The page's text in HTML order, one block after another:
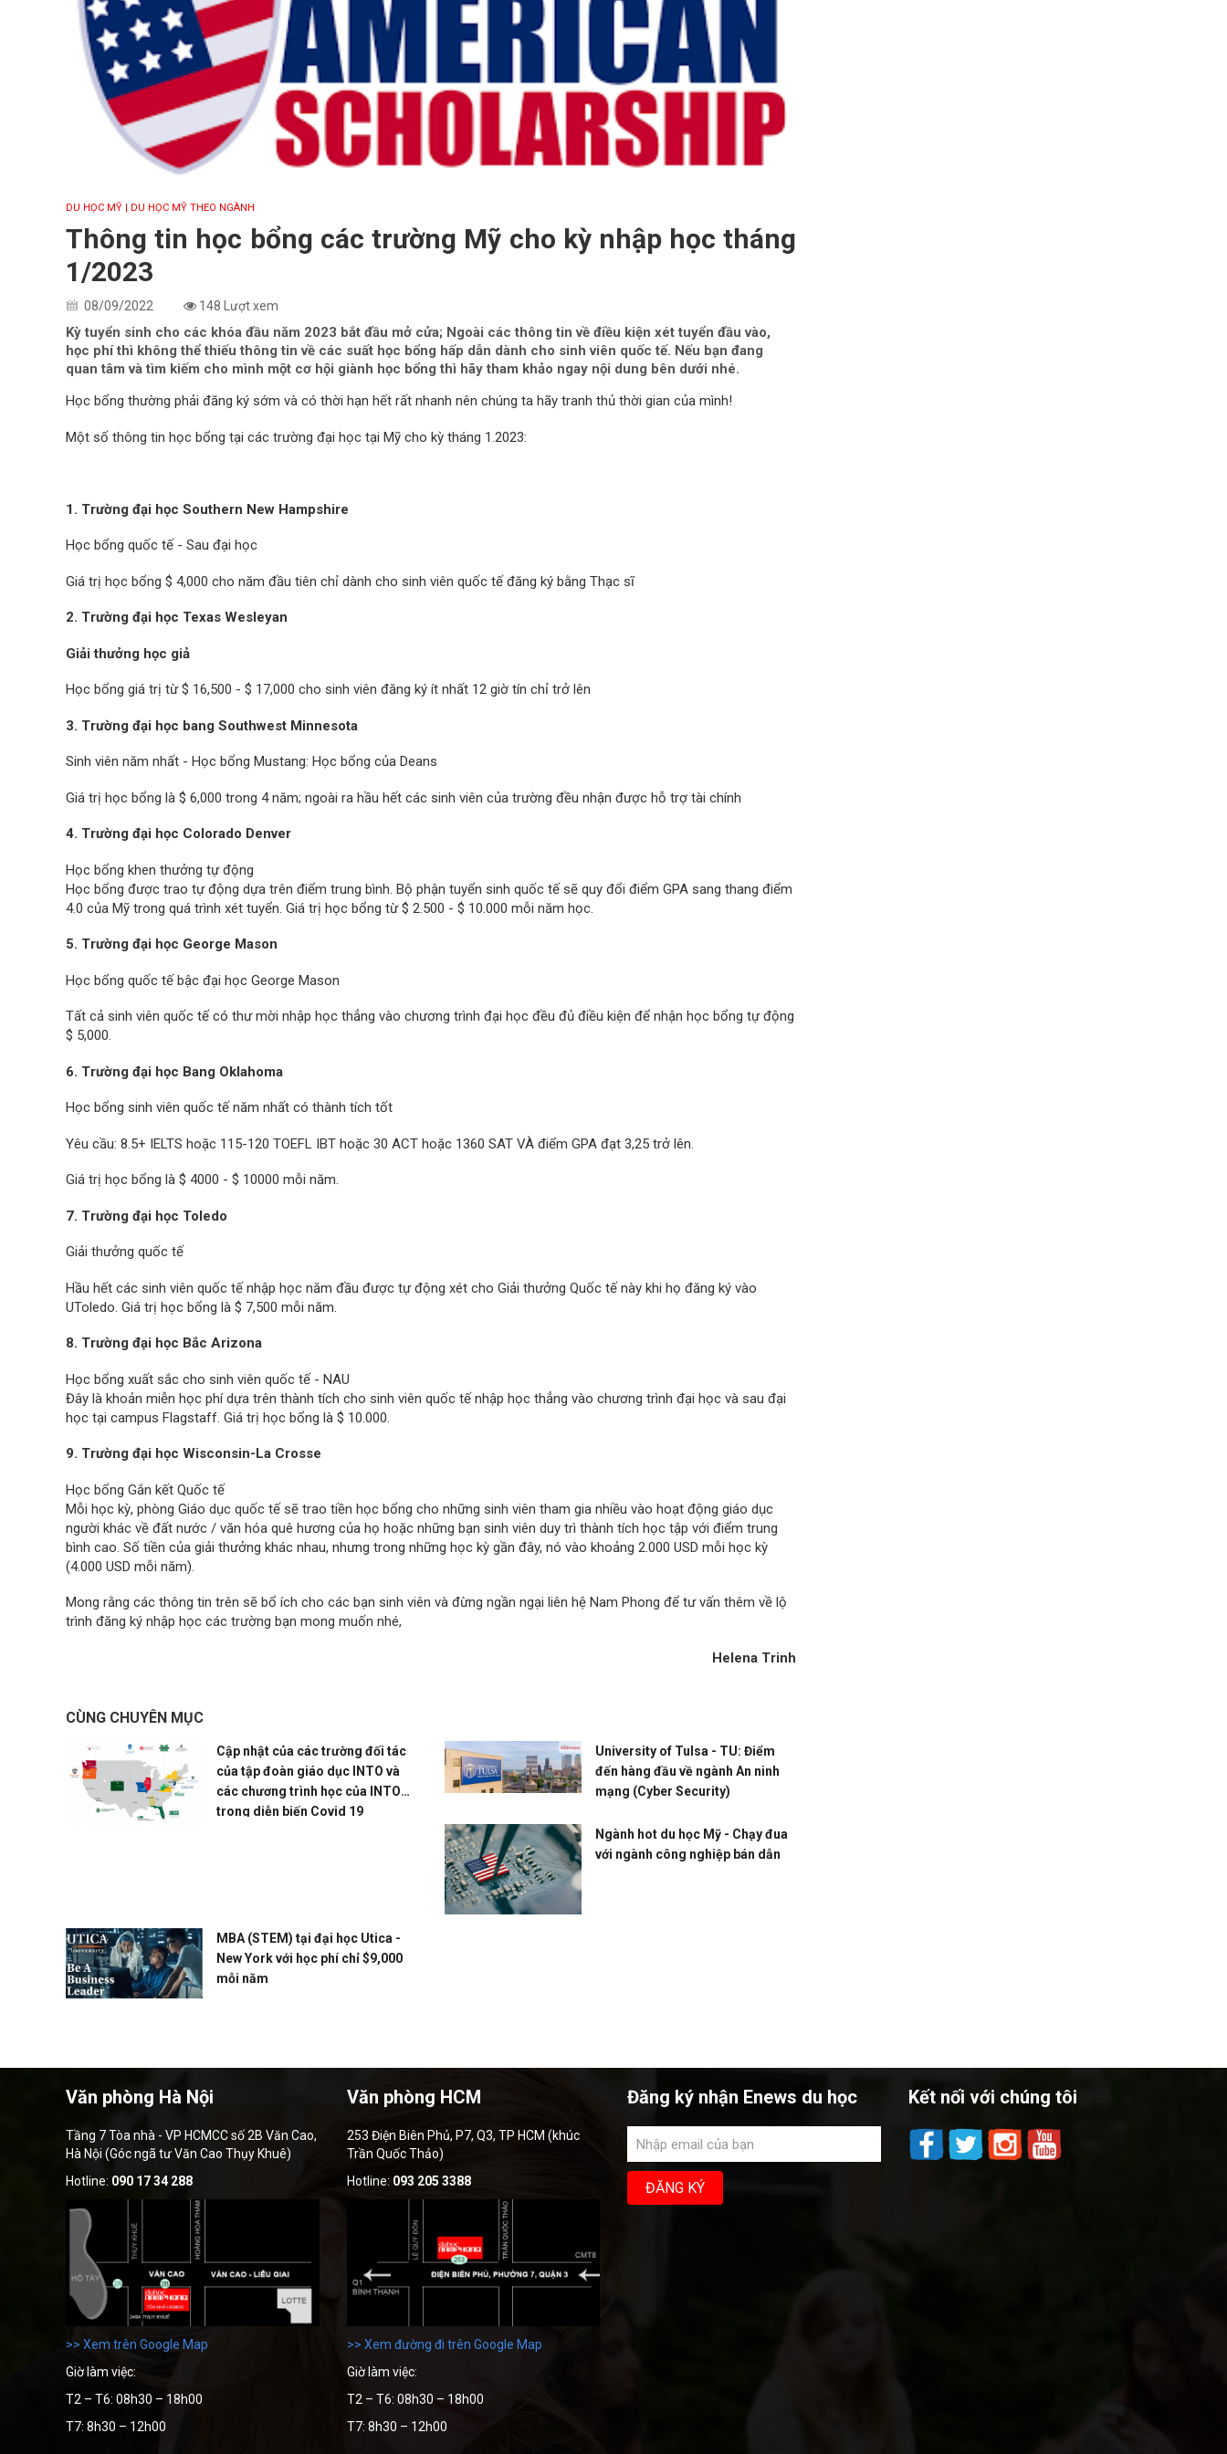
DU HỌC MỸ | DU HỌC MỸ THEO NGÀNH
Thông tin học bổng các trường Mỹ cho kỳ nhập học tháng
1/2023
08/09/2022 148 Lượt xem
Kỳ tuyển sinh cho các khóa đầu năm 2023 bắt đầu mở cửa; Ngoài các thông tin về điều kiện xét tuyển đầu vào,
học phí thì không thể thiếu thông tin về các suất học bổng hấp dẫn dành cho sinh viên quốc tế. Nếu bạn đang
quan tâm và tìm kiếm cho mình một cơ hội giành học bổng thì hãy tham khảo ngay nội dung bên dưới nhé.
Học bổng thường phải đăng ký sớm và có thời hạn hết rất nhanh nên chúng ta hãy tranh thủ thời gian của mình!
Một số thông tin học bổng tại các trường đại học tại Mỹ cho kỳ tháng 1.2023:
1. Trường đại học Southern New Hampshire
Học bổng quốc tế - Sau đại học
Giá trị học bổng $ 4,000 cho năm đầu tiên chỉ dành cho sinh viên quốc tế đăng ký bằng Thạc sĩ
2. Trường đại học Texas Wesleyan
Giải thưởng học giả
Học bổng giá trị từ $ 16,500 - $ 17,000 cho sinh viên đăng ký ít nhất 12 giờ tín chỉ trở lên
3. Trường đại học bang Southwest Minnesota
Sinh viên năm nhất - Học bổng Mustang: Học bổng của Deans
Giá trị học bổng là $ 6,000 trong 4 năm; ngoài ra hầu hết các sinh viên của trường đều nhận được hỗ trợ tài chính
4. Trường đại học Colorado Denver
Học bổng khen thưởng tự động
Học bổng được trao tự động dựa trên điểm trung bình. Bộ phận tuyển sinh quốc tế sẽ quy đổi điểm GPA sang thang điểm
4.0 của Mỹ trong quá trình xét tuyển. Giá trị học bổng từ $ 2.500 - $ 10.000 mỗi năm học.
5. Trường đại học George Mason
Học bổng quốc tế bậc đại học George Mason
Tất cả sinh viên quốc tế có thư mời nhập học thẳng vào chương trình đại học đều đủ điều kiện để nhận học bổng tự động
$ 5,000.
6. Trường đại học Bang Oklahoma
Học bổng sinh viên quốc tế năm nhất có thành tích tốt
Yêu cầu: 8.5+ IELTS hoặc 115-120 TOEFL IBT hoặc 30 ACT hoặc 1360 SAT VÀ điểm GPA đạt 3,25 trở lên.
Giá trị học bổng là $ 4000 - $ 10000 mỗi năm.
7. Trường đại học Toledo
Giải thưởng quốc tế
Hầu hết các sinh viên quốc tế nhập học năm đầu được tự động xét cho Giải thưởng Quốc tế này khi họ đăng ký vào
UToledo. Giá trị học bổng là $ 7,500 mỗi năm.
8. Trường đại học Bắc Arizona
Học bổng xuất sắc cho sinh viên quốc tế - NAU
Đây là khoản miễn học phí dựa trên thành tích cho sinh viên quốc tế nhập học thẳng vào chương trình đại học và sau đại
học tại campus Flagstaff. Giá trị học bổng là $ 10.000.
9. Trường đại học Wisconsin-La Crosse
Học bổng Gắn kết Quốc tế
Mỗi học kỳ, phòng Giáo dục quốc tế sẽ trao tiền học bổng cho những sinh viên tham gia nhiều vào hoạt động giáo dục
người khác về đất nước / văn hóa quê hương của họ hoặc những bạn sinh viên duy trì thành tích học tập với điểm trung
bình cao. Số tiền của giải thưởng khác nhau, nhưng trong những học kỳ gần đây, nó vào khoảng 2.000 USD mỗi học kỳ
(4.000 USD mỗi năm).
Mong rằng các thông tin trên sẽ bổ ích cho các bạn sinh viên và đừng ngần ngại liên hệ Nam Phong để tư vấn thêm về lộ
trình đăng ký nhập học các trường bạn mong muốn nhé,
Helena Trinh
CÙNG CHUYÊN MỤC
Cập nhật của các trường đối tác
của tập đoàn giáo dục INTO và
các chương trình học của INTO
trong diễn biến Covid 19
University of Tulsa - TU: Điểm
đến hàng đầu về ngành An ninh
mạng (Cyber Security)
Ngành hot du học Mỹ - Chạy đua
với ngành công nghiệp bán dẫn
MBA (STEM) tại đại học Utica -
New York với học phí chỉ $9,000
mỗi năm
Văn phòng Hà Nội
Tầng 7 Tòa nhà - VP HCMCC số 2B Văn Cao,
Hà Nội (Góc ngã tư Văn Cao Thụy Khuê)
Hotline: 090 17 34 288
>> Xem trên Google Map
Giờ làm việc:
T2 – T6: 08h30 – 18h00
T7: 8h30 – 12h00
Văn phòng HCM
253 Điện Biên Phủ, P7, Q3, TP HCM (khúc
Trần Quốc Thảo)
Hotline: 093 205 3388
>> Xem đường đi trên Google Map
Giờ làm việc:
T2 – T6: 08h30 – 18h00
T7: 8h30 – 12h00
Đăng ký nhận Enews du học Kết nối với chúng tôi